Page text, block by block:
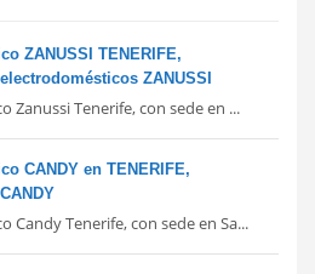
ZANUSSI TENERIFE,
ZANUSSI
Zanussi Tenerife, con sede en ...
CANDY en TENERIFE,
Candy Tenerife, con sede en Sa...